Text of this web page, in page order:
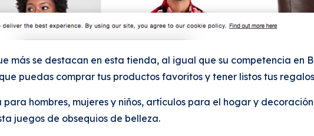
más se destacan en esta tienda, al igual que su competencia en
puedas comprar tus productos favoritos y tener listos tus
hombres, mujeres y niños, artículos para el hogar y
juegos de obsequios de belleza.